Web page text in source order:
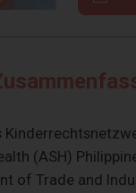
(ASH)
of Trade and